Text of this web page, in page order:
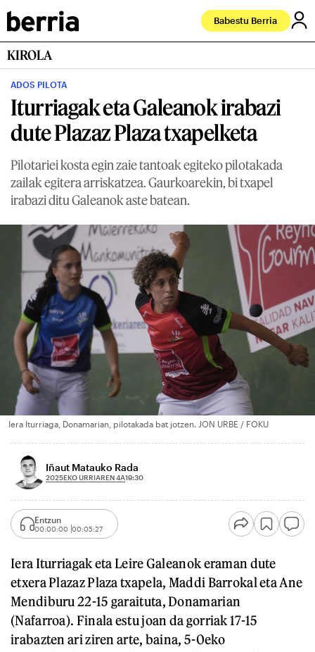
Babestu Berria
KIROLA
ADOS PILOTA
Iturriagak eta Galeanok irabazi
dute Plazaz Plaza txapelketa
Pilotariei kosta egin zaie tantoak egiteko pilotakada
zailak egitera arriskatzea. Gaurkoarekin, bi txapel
irabazi ditu Galeanok aste batean.
Iera Iturriaga, Donamarian, pilotakada bat jotzen. JON URBE / FOKU
Iñaut Matauko Rada
2025EKO URRIAREN 4A19:30
Entzun
00:00:00 00:05:27
Iera Iturriagak eta Leire Galeanok eraman dute
etxera Plazaz Plaza txapela, Maddi Barrokal eta Ane
Mendiburu 22-15 garaituta, Donamarian
(Nafarroa). Finala estu joan da gorriak 17-15
irabazten ari ziren arte, baina, 5-0eko